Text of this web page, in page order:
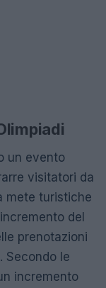
un evento
visitatori da
mete turistiche
del
prenotazioni
Secondo le
incremento